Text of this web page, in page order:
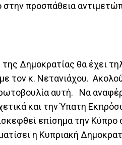
στην προσπάθεια
Δημοκρατίας θα έχει
τον κ. Νετανιάχου.
αυτή. Να
και την Ύπατη
επίσημα την
η Κυπριακή